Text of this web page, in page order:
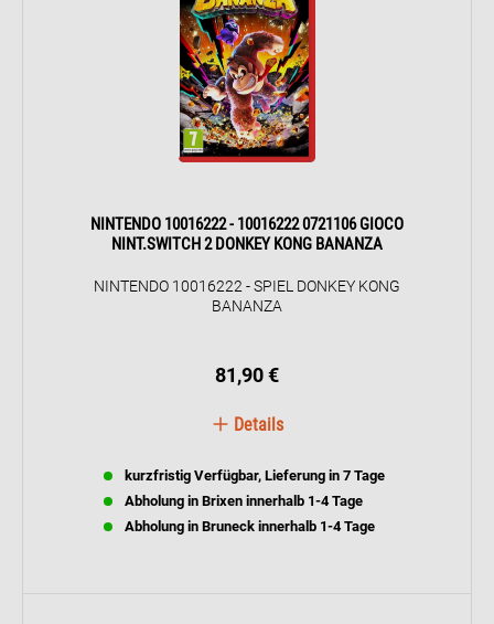
NINTENDO 10016222 - 10016222 0721106 GIOCO
NINT.SWITCH 2 DONKEY KONG BANANZA
NINTENDO 10016222 - SPIEL DONKEY KONG
BANANZA
81,90 €
Details
kurzfristig Verfügbar, Lieferung in 7 Tage
Abholung in Brixen innerhalb 1-4 Tage
Abholung in Bruneck innerhalb 1-4 Tage